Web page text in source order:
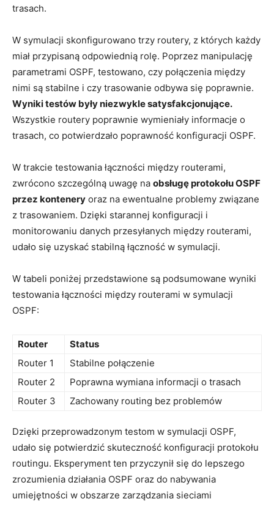
trasach.
W ‌symulacji‍ skonfigurowano​ trzy routery, z których każdy
miał ​przypisaną odpowiednią rolę. ​Poprzez manipulację​
parametrami OSPF, testowano, czy połączenia między
nimi są stabilne i czy trasowanie ​odbywa się poprawnie.
Wyniki ⁤testów​ były niezwykle⁣ satysfakcjonujące.
⁤Wszystkie routery poprawnie‍ wymieniały ​informacje o
trasach, co potwierdzało poprawność konfiguracji OSPF.
W trakcie testowania łączności między routerami,
zwrócono szczególną uwagę​ na‌ obsługę protokołu OSPF
przez kontenery oraz na ewentualne problemy związane ​
z trasowaniem. Dzięki starannej konfiguracji i⁢
monitorowaniu danych przesyłanych między routerami,
udało się⁣ uzyskać ⁤stabilną łączność w symulacji.
W ⁤tabeli ⁢poniżej przedstawione są podsumowane wyniki
‌testowania łączności między ⁢routerami w ‌symulacji
OSPF:
Router
Status
Router 1
Stabilne połączenie
Router 2
Poprawna wymiana informacji o trasach
Router 3
Zachowany routing bez problemów
Dzięki przeprowadzonym ⁤testom w ‍symulacji OSPF,
udało się potwierdzić skuteczność konfiguracji protokołu
routingu.​ Eksperyment ten przyczynił ‍się do lepszego
zrozumienia działania OSPF⁤ oraz do nabywania
umiejętności ​w ⁢obszarze⁤ zarządzania​ sieciami